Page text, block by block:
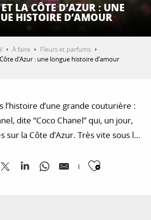
LA CÔTE D’AZUR : UNE
HISTOIRE D’AMOUR
À faire
Fleurs et parfums
d’Azur : une longue histoire d’amour
l’histoire d’une grande couturière :
dite “Coco Chanel” qui, un jour,
sur la Côte d’Azur. Très vite sous le
par s’y installer définitivement.